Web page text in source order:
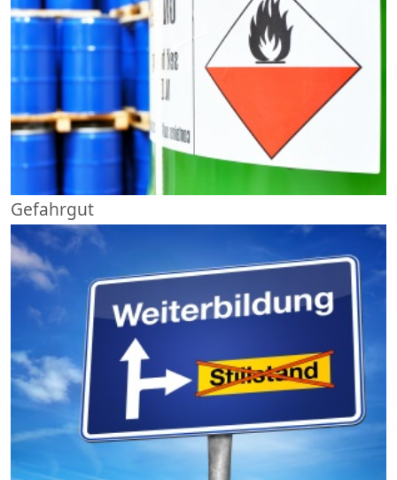
Gefahrgut